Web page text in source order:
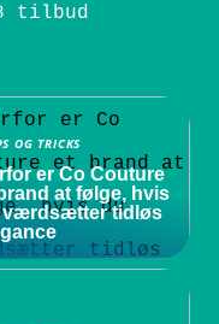
tilbud
OG TRICKS
er Co Couture
at følge, hvis
værdsætter tidløs